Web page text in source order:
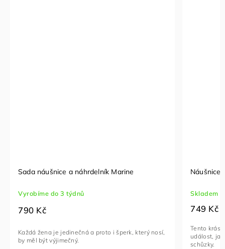
Sada náušnice a náhrdelník Marine
Vyrobíme do 3 týdnů
790 Kč
Každá žena je jedinečná a proto i šperk, který nosí,
by měl být výjimečný.
Náušnice
Skladem
749 Kč
Tento
událost,
schůzky.